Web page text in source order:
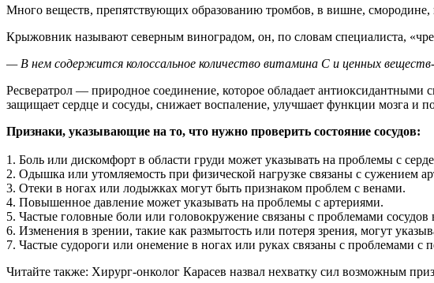
Много веществ, препятствующих образованию тромбов, в вишне, смородине,
Крыжовник называют северным виноградом, он, по словам специалиста,
— В нем содержится колоссальное количество витамина С и ценных
Ресвератрол — природное соединение, которое обладает
защищает сердце и сосуды, снижает воспаление, улучшает функции мозга и
Признаки, указывающие на то, что нужно проверить состояние сосудов:
1. Боль или дискомфорт в области груди может указывать на проблемы с
2. Одышка или утомляемость при физической нагрузке связаны с сужением
3. Отеки в ногах или лодыжках могут быть признаком проблем с венами.
4. Повышенное давление может указывать на проблемы с артериями.
5. Частые головные боли или головокружение связаны с проблемами сосудов
6. Изменения в зрении, такие как размытость или потеря зрения, могут
7. Частые судороги или онемение в ногах или руках связаны с проблемами с
Читайте также: Хирург-онколог Карасев назвал нехватку сил возможным